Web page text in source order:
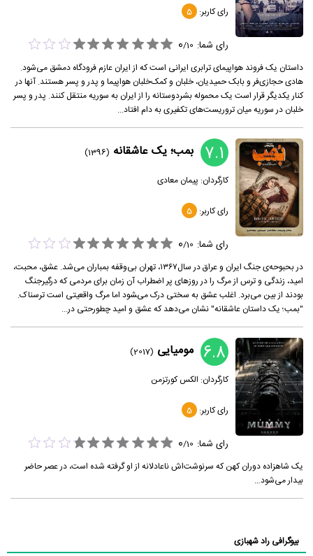
رای کاربر: 5
رای شما: 0/10
داستان یک فروند هواپیمای ترابری ایرانی است که از ایران عازم فرودگاه دمشق می‌شود.
هادی حجازی‌فر و بابک حمیدیان، خلبان و کمک‌خلبان هواپیما و پدر و پسر هستند. آنها در
کنار یکدیگر قرار است یک محموله بشردوستانه را از ایران به سوریه منتقل کنند. پدر و پسر
خلبان در سوریه میان تروریست‌های تکفیری به دام افتاد...
7.1 بمب؛ یک عاشقانه (1396)
کارگردان: پیمان معادی
رای کاربر: 5
رای شما: 0/10
در بحبوحه‌ی جنگ ایران و عراق در سال۱۳۶۷، تهران بی‌وقفه بمباران می‌شد. عشق، محبت،
امید، زندگی و ترس از مرگ را در رو‌زهای پر اضطراب آن زمان برای مردمی که درگیرجنگ
بودند از بین می‌برد. اغلب عشق به سختی درک می‌‍شود اما مرگ واقعیتی است ترسناک.
"بمب؛ یک داستان عاشقانه" نشان می‌دهد که عشق و امید چطورحتی در...
6.8 مومیایی (2017)
کارگردان: الکس کورتزمن
رای کاربر: 5
رای شما: 0/10
یک شاهزاده دوران کهن که سرنوشت‌اش ناعادلانه از او گرفته شده است، در عصر حاضر
بیدار می‌شود…
بیوگرافی راد شهبازی